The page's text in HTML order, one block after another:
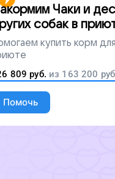
Чаки и
собак в
купить корм
809 руб. из 163 200
Помочь